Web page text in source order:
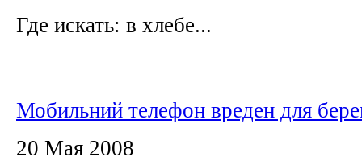
Где искать: в хлебе...
Мобильний телефон вреден для
20 Мая 2008